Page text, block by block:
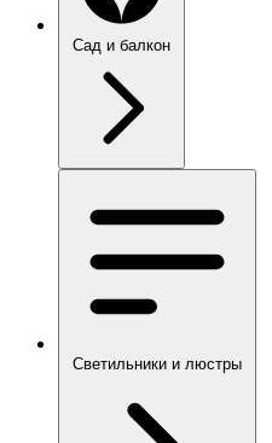
Сад и балкон
Светильники и люстры